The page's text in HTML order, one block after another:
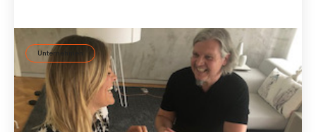
Unternehmen
„Lebensmotive Ahoi!“ Zu Gast im Podcast
Im Podcast hören, was die erfolgreiche Community
PRANA UP YOUR LIFE mit ID37 verbindet.